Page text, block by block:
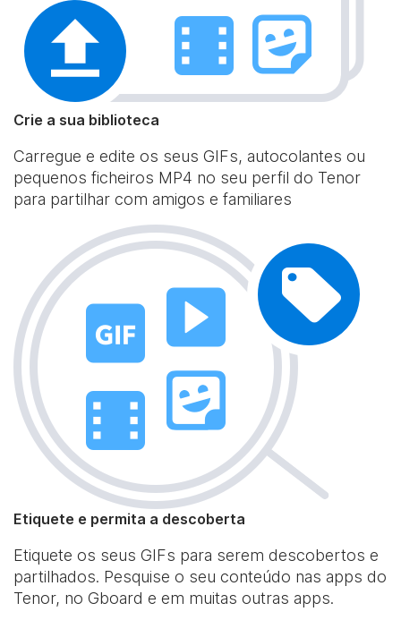
Crie a sua biblioteca
Carregue e edite os seus GIFs, autocolantes ou
pequenos ficheiros MP4 no seu perfil do Tenor
para partilhar com amigos e familiares
Etiquete e permita a descoberta
Etiquete os seus GIFs para serem descobertos e
partilhados. Pesquise o seu conteúdo nas apps do
Tenor, no Gboard e em muitas outras apps.